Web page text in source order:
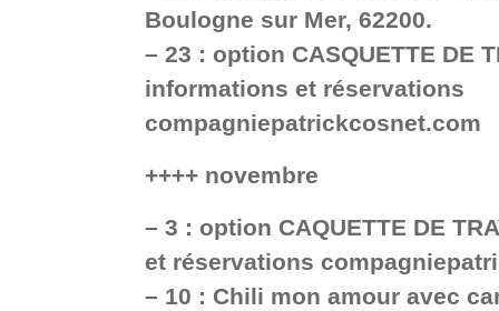
Boulogne sur Mer, 62200.
– 23 : option CASQUETTE DE
informations et réservations
compagniepatrickcosnet.com
++++ novembre
– 3 : option CAQUETTE DE
et réservations
– 10 : Chili mon amour avec